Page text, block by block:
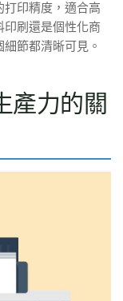
打印精度，適合高
印刷還是個性化商
節都清晰可見。
產力的關